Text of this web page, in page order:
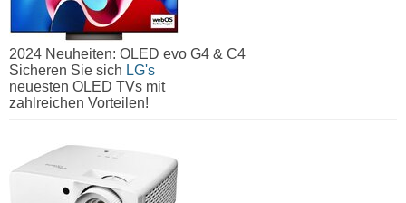
2024 Neuheiten: OLED evo G4 & C4
Sicheren Sie sich LG's
neuesten OLED TVs mit
zahlreichen Vorteilen!